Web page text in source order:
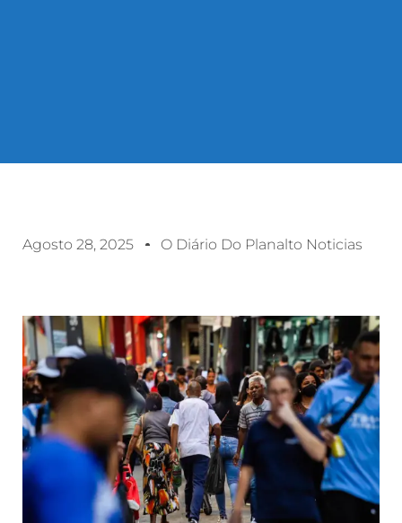
Agosto 28, 2025 O Diário Do Planalto Noticias